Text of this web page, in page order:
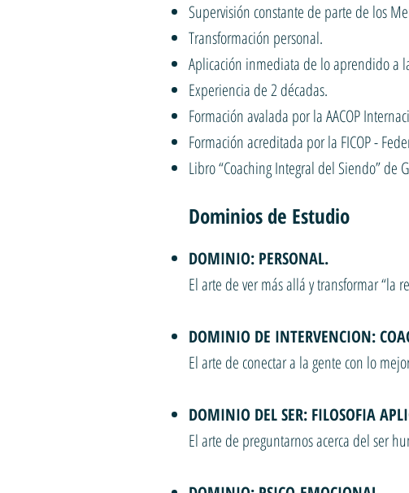
Supervisión constante de parte de los
Transformación personal.
Aplicación inmediata de lo aprendido a
Experiencia de 2 décadas.
Formación avalada por la AACOP
Formación acreditada por la FICOP -
Libro “Coaching Integral del Siendo” de
Dominios de Estudio
DOMINIO: PERSONAL.
El arte de ver más allá y transformar “la
DOMINIO DE INTERVENCION:
El arte de conectar a la gente con lo
DOMINIO DEL SER: FILOSOFIA
El arte de preguntarnos acerca del ser